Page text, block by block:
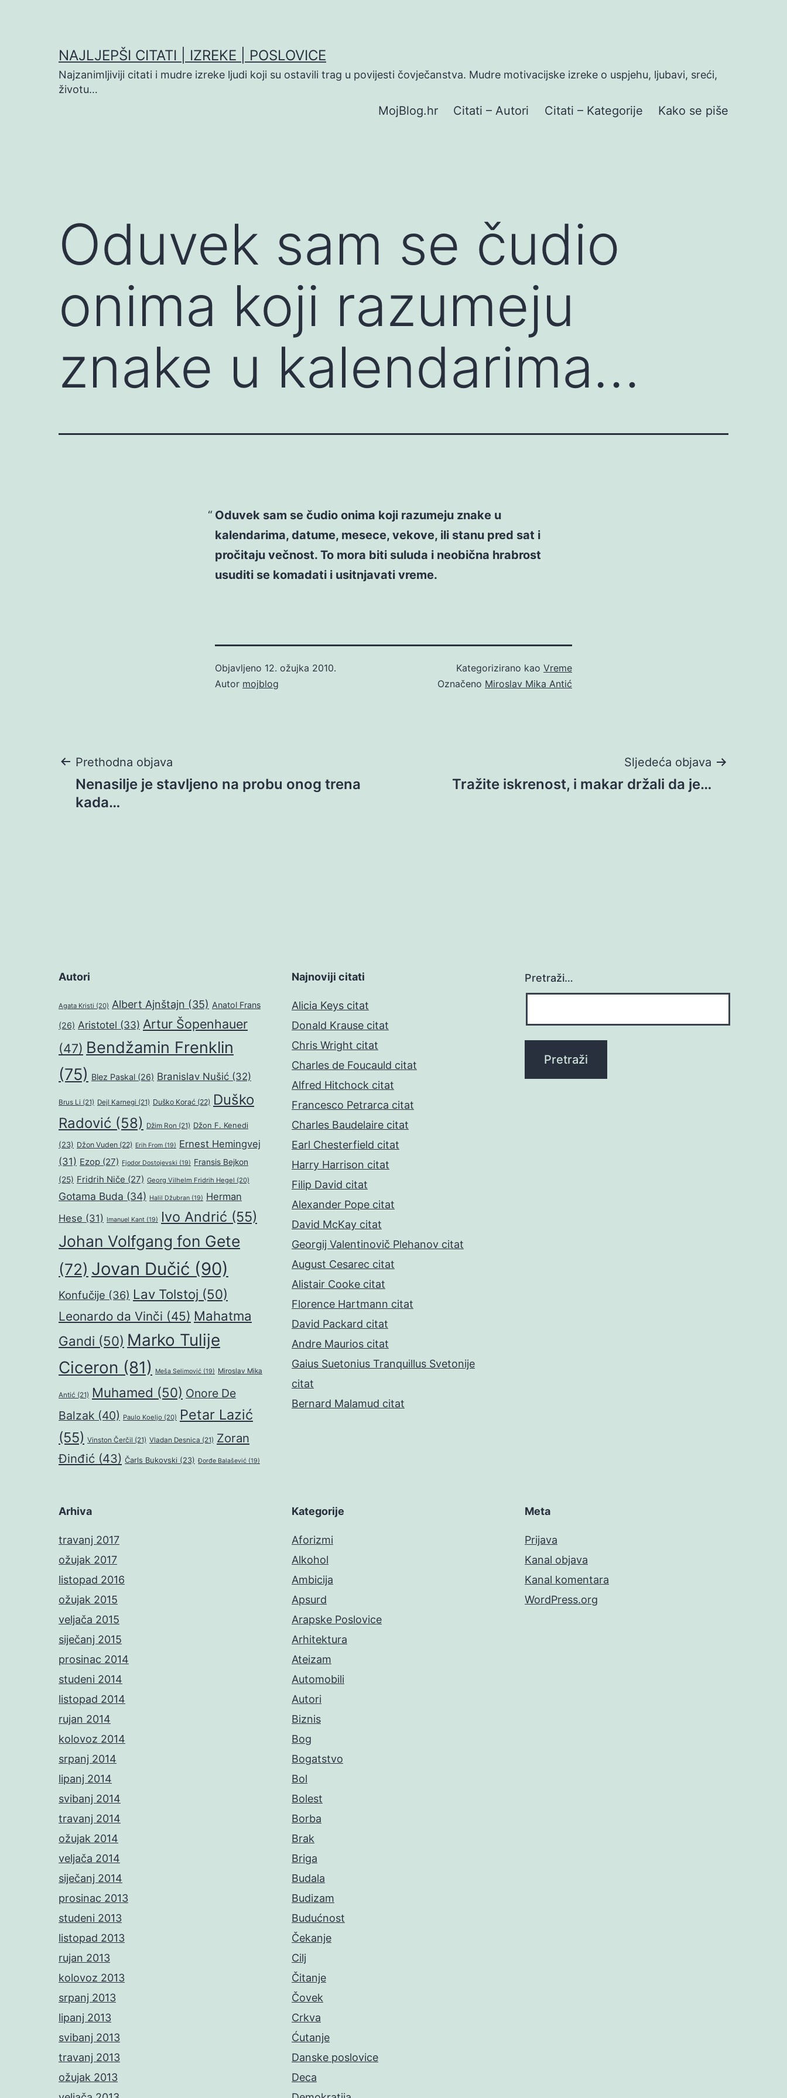
NAJLJEPŠI CITATI | IZREKE | POSLOVICE
Najzanimljiviji citati i mudre izreke ljudi koji su ostavili trag u povijesti čovječanstva. Mudre motivacijske izreke o uspjehu, ljubavi, sreći,
životu…
MojBlog.hr Citati – Autori Citati – Kategorije Kako se piše
Oduvek sam se čudio
onima koji razumeju
znake u kalendarima…
Oduvek sam se čudio onima koji razumeju znake u
kalendarima, datume, mesece, vekove, ili stanu pred sat i
pročitaju večnost. To mora biti suluda i neobična hrabrost
usuditi se komadati i usitnjavati vreme.
Objavljeno 12. ožujka 2010.
Autor mojblog
Kategorizirano kao Vreme
Označeno Miroslav Mika Antić
Navigacija
objava
Prethodna objava
Nenasilje je stavljeno na probu onog trena
kada…
Sljedeća objava
Tražite iskrenost, i makar držali da je…
Autori
Agata Kristi (20) Albert Ajnštajn (35) Anatol Frans
(26) Aristotel (33) Artur Šopenhauer
(47) Bendžamin Frenklin
(75) Blez Paskal (26) Branislav Nušić (32)
Brus Li (21) Dejl Karnegi (21) Duško Korać (22) Duško
Radović (58) Džim Ron (21) Džon F. Kenedi
(23) Džon Vuden (22) Erih From (19) Ernest Hemingvej
(31) Ezop (27) Fjodor Dostojevski (19) Fransis Bejkon
(25) Fridrih Niče (27) Georg Vilhelm Fridrih Hegel (20)
Gotama Buda (34) Halil Džubran (19) Herman
Hese (31) Imanuel Kant (19) Ivo Andrić (55)
Johan Volfgang fon Gete
(72) Jovan Dučić (90)
Konfučije (36) Lav Tolstoj (50)
Leonardo da Vinči (45) Mahatma
Gandi (50) Marko Tulije
Ciceron (81) Meša Selimović (19) Miroslav Mika
Antić (21) Muhamed (50) Onore De
Balzak (40) Paulo Koeljo (20) Petar Lazić
(55) Vinston Čerčil (21) Vladan Desnica (21) Zoran
Đinđić (43) Čarls Bukovski (23) Đorđe Balašević (19)
Najnoviji citati
Alicia Keys citat
Donald Krause citat
Chris Wright citat
Charles de Foucauld citat
Alfred Hitchock citat
Francesco Petrarca citat
Charles Baudelaire citat
Earl Chesterfield citat
Harry Harrison citat
Filip David citat
Alexander Pope citat
David McKay citat
Georgij Valentinovič Plehanov citat
August Cesarec citat
Alistair Cooke citat
Florence Hartmann citat
David Packard citat
Andre Maurios citat
Gaius Suetonius Tranquillus Svetonije
citat
Bernard Malamud citat
Pretraži…
Arhiva
travanj 2017
ožujak 2017
listopad 2016
ožujak 2015
veljača 2015
siječanj 2015
prosinac 2014
studeni 2014
listopad 2014
rujan 2014
kolovoz 2014
srpanj 2014
lipanj 2014
svibanj 2014
travanj 2014
ožujak 2014
veljača 2014
siječanj 2014
prosinac 2013
studeni 2013
listopad 2013
rujan 2013
kolovoz 2013
srpanj 2013
lipanj 2013
svibanj 2013
travanj 2013
ožujak 2013
Kategorije
Aforizmi
Alkohol
Ambicija
Apsurd
Arapske Poslovice
Arhitektura
Ateizam
Automobili
Autori
Biznis
Bog
Bogatstvo
Bol
Bolest
Borba
Brak
Briga
Budala
Budizam
Budućnost
Čekanje
Cilj
Čitanje
Čovek
Crkva
Ćutanje
Danske poslovice
Deca
Meta
Prijava
Kanal objava
Kanal komentara
WordPress.org